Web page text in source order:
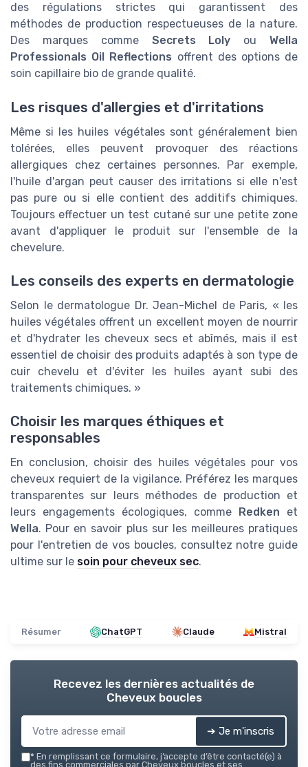
des régulations strictes qui garantissent des
méthodes de production respectueuses de la nature.
Des marques comme Secrets Loly ouWella
Professionals Oil Reflections offrent des options de
soin capillaire bio de grande qualité.
Les risques d'allergies et d'irritations
Même si les huiles végétales sont généralement bien
tolérées, elles peuvent provoquer des réactions
allergiques chez certaines personnes. Par exemple,
l'huile d'argan peut causer des irritations si elle n'est
pas pure ou si elle contient des additifs chimiques.
Toujours effectuer un test cutané sur une petite zone
avant d'appliquer le produit sur l'ensemble de la
chevelure.
Les conseils des experts en dermatologie
Selon le dermatologue Dr. Jean-Michel de Paris, « les
huiles végétales offrent un excellent moyen de nourrir
et d'hydrater les cheveux secs et abîmés, mais il est
essentiel de choisir des produits adaptés à son type de
cuir chevelu et d'éviter les huiles ayant subi des
traitements chimiques. »
Choisir les marques éthiques et
responsables
En conclusion, choisir des huiles végétales pour vos
cheveux requiert de la vigilance. Préférez les marques
transparentes sur leurs méthodes de production et
leurs engagements écologiques, comme Redken et
Wella. Pour en savoir plus sur les meilleures pratiques
pour l'entretien de vos boucles, consultez notre guide
ultime sur le soin pour cheveux sec.
Résumer ChatGPT Claude Mistral
Recevez les dernières actualités de
Cheveux boucles
➔ Je m'inscris
* En remplissant ce formulaire, j’accepte d’être contacté(e) à
des fins commerciales par Cheveux boucles et ses